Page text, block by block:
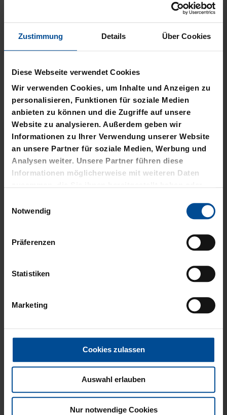
Zustimmung Details Über Cookies
Diese Webseite verwendet Cookies
Wir verwenden Cookies, um Inhalte und Anzeigen zu
personalisieren, Funktionen für soziale Medien
anbieten zu können und die Zugriffe auf unsere
Website zu analysieren. Außerdem geben wir
Informationen zu Ihrer Verwendung unserer Website
an unsere Partner für soziale Medien, Werbung und
Analysen weiter. Unsere Partner führen diese
Informationen möglicherweise mit weiteren Daten
gesammelt haben.
Notwendig
Präferenzen
Statistiken
Marketing
Cookies zulassen
Auswahl erlauben
Nur notwendige Cookies
PARKA SCHRIFTZUG
SCHWARZ
89,95 €
JOGGINGHOSE KSC LOGO
NATUR
54,95 €
2025